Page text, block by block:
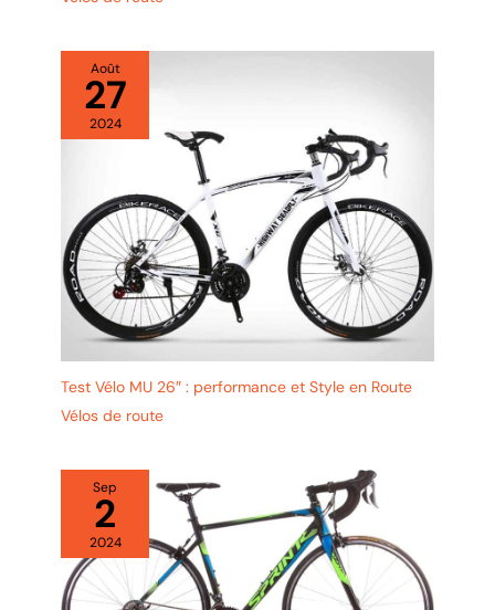
Août
27
2024
Test Vélo MU 26″ : performance et Style en Route
Vélos de route
Sep
2
2024